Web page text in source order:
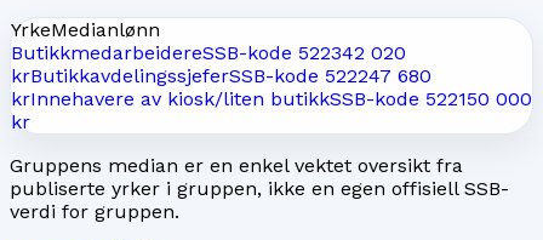
YrkeMedianlønn
ButikkmedarbeidereSSB-kode 522342 020
krButikkavdelingssjeferSSB-kode 522247 680
krInnehavere av kiosk/liten butikkSSB-kode 522150 000
kr
Gruppens median er en enkel vektet oversikt fra
publiserte yrker i gruppen, ikke en egen offisiell SSB-
verdi for gruppen.